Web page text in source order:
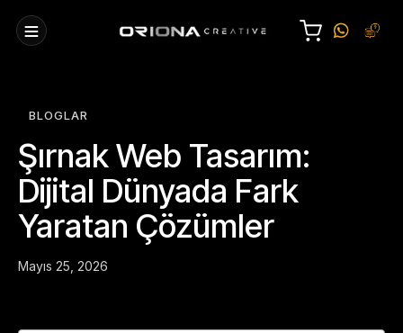
BLOGLAR
Şırnak Web Tasarım:
Dijital Dünyada Fark
Yaratan Çözümler
Mayıs 25, 2026